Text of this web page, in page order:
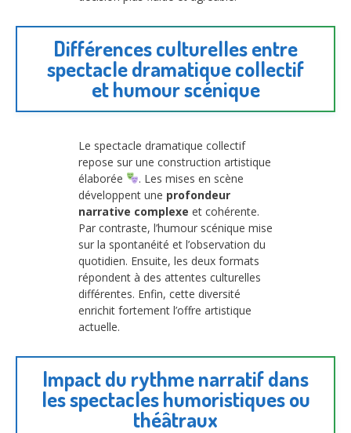
Différences culturelles entre
spectacle dramatique collectif
et humour scénique
Le spectacle dramatique collectif
repose sur une construction artistique
élaborée
. Les mises en scène
développent une profondeur
narrative complexe et cohérente.
Par contraste, l’humour scénique mise
sur la spontanéité et l’observation du
quotidien. Ensuite, les deux formats
répondent à des attentes culturelles
différentes. Enfin, cette diversité
enrichit fortement l’offre artistique
actuelle.
Impact du rythme narratif dans
les spectacles humoristiques ou
théâtraux